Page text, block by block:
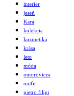
interier
jeseň
Kara
kolekcia
kozmetika
krása
leto
móda
omorovicza
outfit
pietro filipi